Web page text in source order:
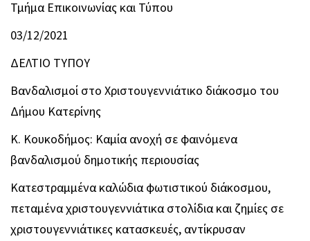
Τμήμα Επικοινωνίας και Τύπου
03/12/2021
ΔΕΛΤΙΟ ΤΥΠΟΥ
Βανδαλισμοί στο Χριστουγεννιάτικο διάκοσμο του
Δήμου Κατερίνης
Κ. Κουκοδήμος: Καμία ανοχή σε φαινόμενα
βανδαλισμού δημοτικής περιουσίας
Κατεστραμμένα καλώδια φωτιστικού διάκοσμου,
πεταμένα χριστουγεννιάτικα στολίδια και ζημίες σε
χριστουγεννιάτικες κατασκευές, αντίκρυσαν